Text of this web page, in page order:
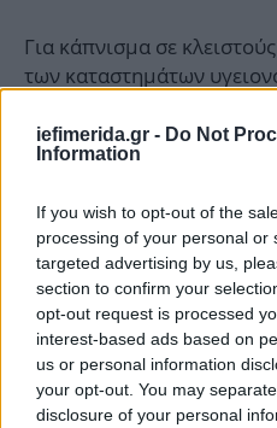
iefimerida.gr - Do Not
Information
If you wish to opt-out of the
processing of your personal or
targeted advertising by us,
section to confirm your
opt-out request is processed
interest-based ads based on
us or personal information
your opt-out. You may
disclosure of your personal
Για κάπνισμα σε
των καταστημάτων
παροχής υπηρεσιών
πρόστιμο 500 ευρώ ανά
δημοτικά διαμερίσματα
ισχύουσα νομοθεσία
50 ευρώ και στους…